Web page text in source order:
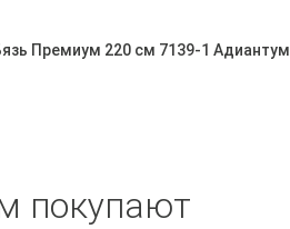
Премиум 220 см 7139-1 Адиантум
покупают